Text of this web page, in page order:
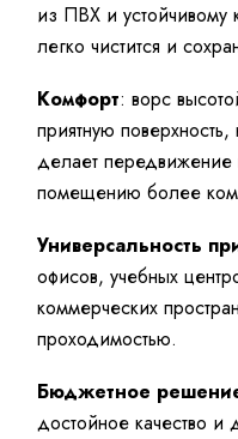
из ПВХ и устойчивому
легко чистится и
Комфорт: ворс
приятную
делает
помещению более
Универсальность
офисов, учебных
коммерческих
проходимостью.
Бюджетное
достойное качество и